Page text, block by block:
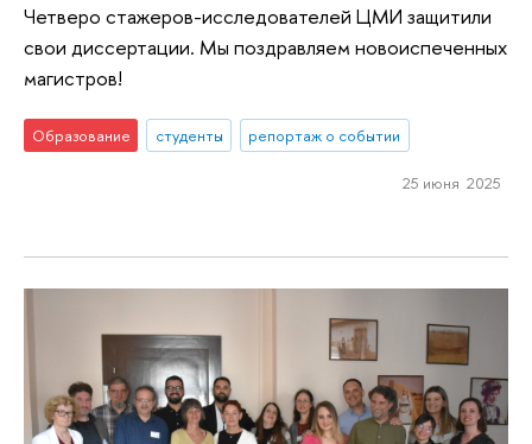
Четверо стажеров-исследователей ЦМИ защитили
свои диссертации. Мы поздравляем новоиспеченных
магистров!
Образование студенты репортаж о событии
25 июня 2025